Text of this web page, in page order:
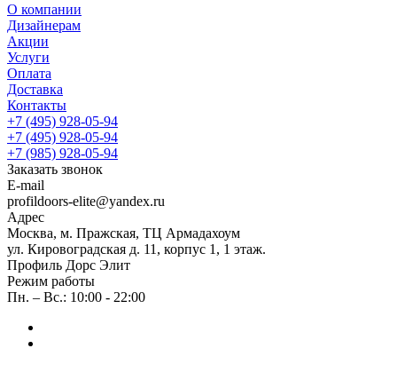
О компании
Дизайнерам
Акции
Услуги
Оплата
Доставка
Контакты
+7 (495) 928-05-94
+7 (495) 928-05-94
+7 (985) 928-05-94
Заказать звонок
E-mail
profildoors-elite@yandex.ru
Адрес
Москва, м. Пражская, ТЦ Армадахоум
ул. Кировоградская д. 11, корпус 1, 1 этаж.
Профиль Дорс Элит
Режим работы
Пн. – Вс.: 10:00 - 22:00